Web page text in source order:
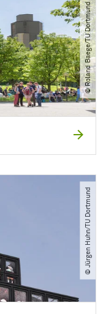
© Roland Baege​/​TU Dortmund
© Jürgen Huhn​/​TU Dortmund